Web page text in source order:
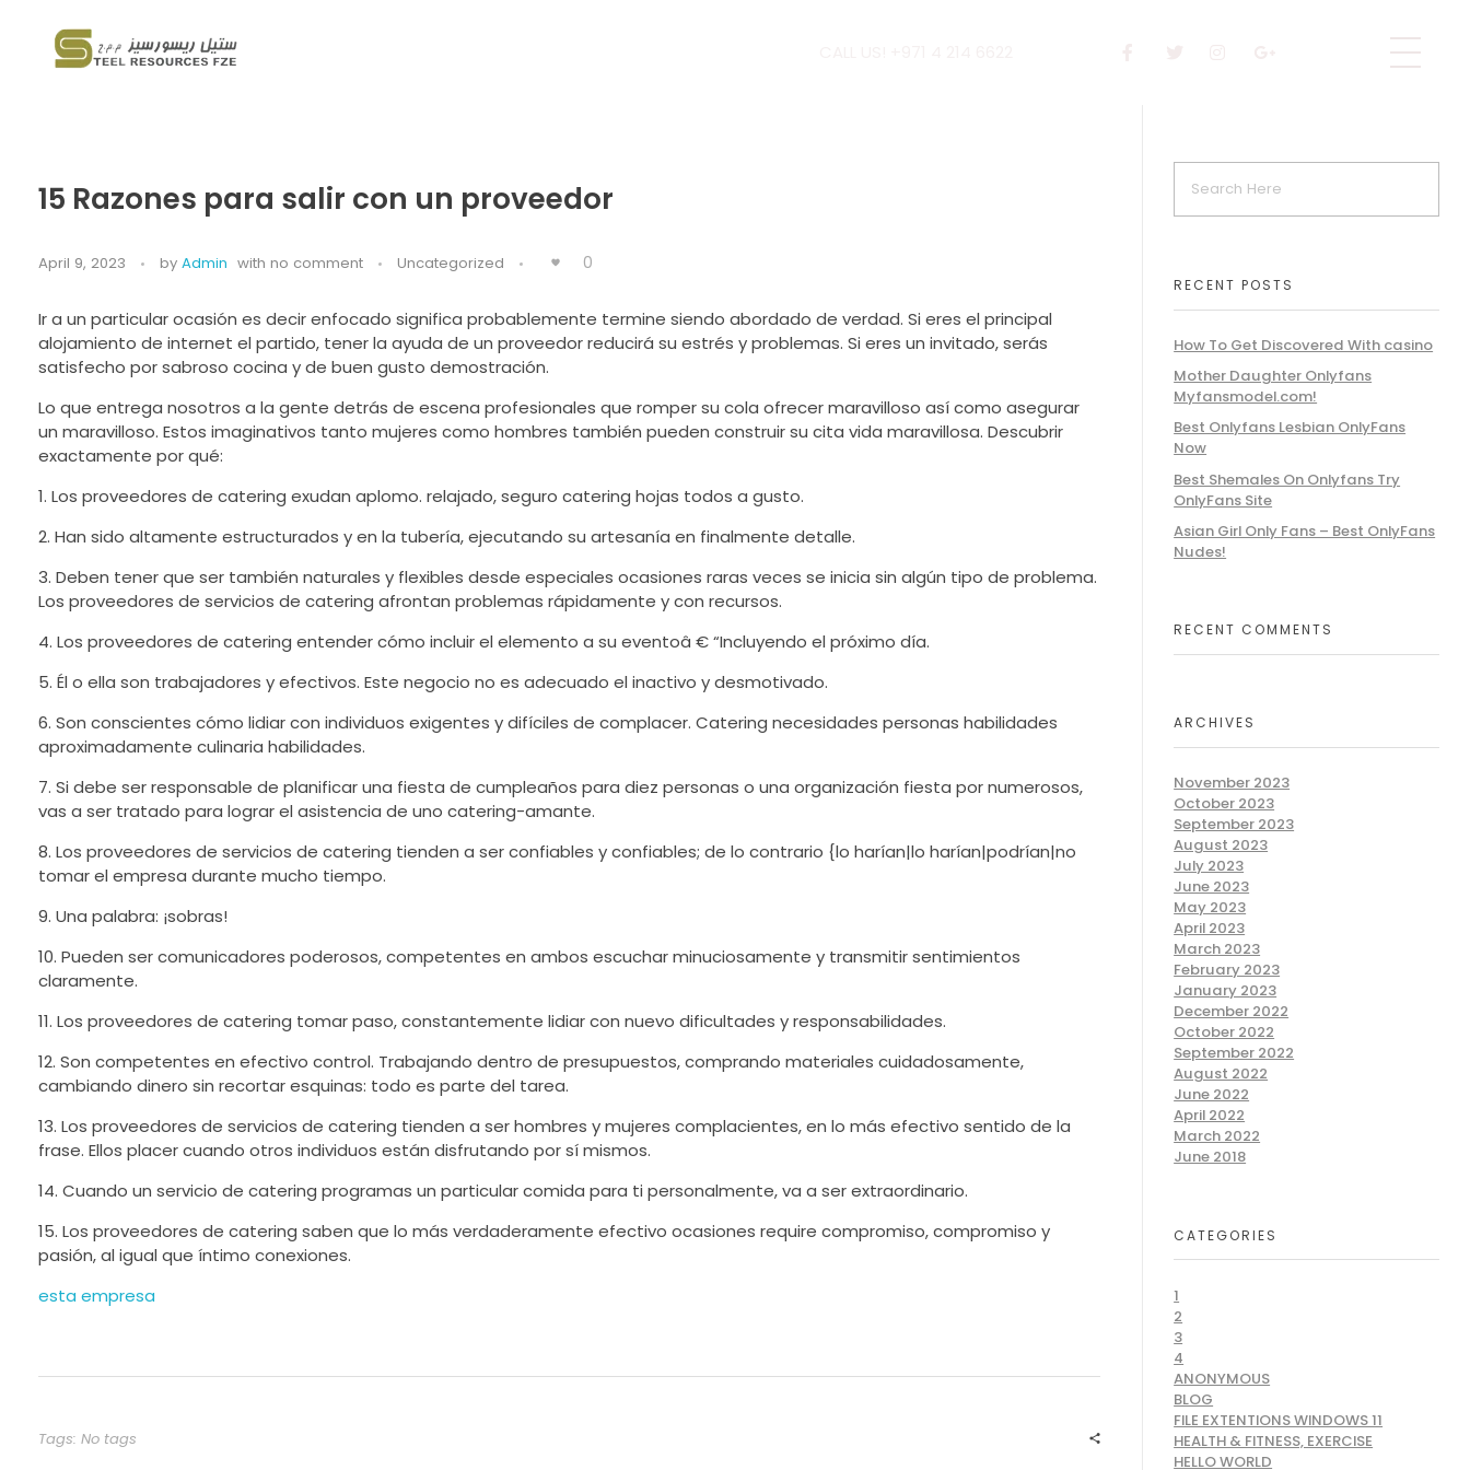
15 Razones para salir con un proveedor
April 9, 2023 by Admin with no comment Uncategorized 0
Ir a un particular ocasión es decir enfocado significa probablemente termine siendo abordado de verdad. Si eres el principal
alojamiento de internet el partido, tener la ayuda de un proveedor reducirá su estrés y problemas. Si eres un invitado, serás
satisfecho por sabroso cocina y de buen gusto demostración.
Lo que entrega nosotros a la gente detrás de escena profesionales que romper su cola ofrecer maravilloso así como asegurar
un maravilloso. Estos imaginativos tanto mujeres como hombres también pueden construir su cita vida maravillosa. Descubrir
exactamente por qué:
1. Los proveedores de catering exudan aplomo. relajado, seguro catering hojas todos a gusto.
2. Han sido altamente estructurados y en la tubería, ejecutando su artesanía en finalmente detalle.
3. Deben tener que ser también naturales y flexibles desde especiales ocasiones raras veces se inicia sin algún tipo de problema.
Los proveedores de servicios de catering afrontan problemas rápidamente y con recursos.
4. Los proveedores de catering entender cómo incluir el elemento a su eventoâ € “Incluyendo el próximo día.
5. Él o ella son trabajadores y efectivos. Este negocio no es adecuado el inactivo y desmotivado.
6. Son conscientes cómo lidiar con individuos exigentes y difíciles de complacer. Catering necesidades personas habilidades
aproximadamente culinaria habilidades.
7. Si debe ser responsable de planificar una fiesta de cumpleaños para diez personas o una organización fiesta por numerosos,
vas a ser tratado para lograr el asistencia de uno catering-amante.
8. Los proveedores de servicios de catering tienden a ser confiables y confiables; de lo contrario {lo harían|lo harían|podrían|no
tomar el empresa durante mucho tiempo.
9. Una palabra: ¡sobras!
10. Pueden ser comunicadores poderosos, competentes en ambos escuchar minuciosamente y transmitir sentimientos
claramente.
11. Los proveedores de catering tomar paso, constantemente lidiar con nuevo dificultades y responsabilidades.
12. Son competentes en efectivo control. Trabajando dentro de presupuestos, comprando materiales cuidadosamente,
cambiando dinero sin recortar esquinas: todo es parte del tarea.
13. Los proveedores de servicios de catering tienden a ser hombres y mujeres complacientes, en lo más efectivo sentido de la
frase. Ellos placer cuando otros individuos están disfrutando por sí mismos.
14. Cuando un servicio de catering programas un particular comida para ti personalmente, va a ser extraordinario.
15. Los proveedores de catering saben que lo más verdaderamente efectivo ocasiones require compromiso, compromiso y
pasión, al igual que íntimo conexiones.
esta empresa
Tags: No tags
RECENT POSTS
How To Get Discovered With casino
Mother Daughter Onlyfans
Myfansmodel.com!
Best Onlyfans Lesbian OnlyFans
Now
Best Shemales On Onlyfans Try
OnlyFans Site
Asian Girl Only Fans – Best OnlyFans
Nudes!
RECENT COMMENTS
ARCHIVES
November 2023
October 2023
September 2023
August 2023
July 2023
June 2023
May 2023
April 2023
March 2023
February 2023
January 2023
December 2022
October 2022
September 2022
August 2022
June 2022
April 2022
March 2022
June 2018
CATEGORIES
1
2
3
4
ANONYMOUS
BLOG
FILE EXTENTIONS WINDOWS 11
HEALTH & FITNESS, EXERCISE
HELLO WORLD